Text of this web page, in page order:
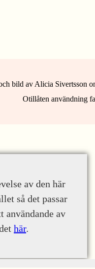
bild av Alicia Sivertsson
Otillåten användning
av den här
så det passar
användande av
här.